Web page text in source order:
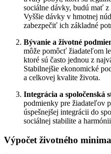
sociálne dávky, budú mať
Vyššie dávky v hmotnej
zabezpečiť ich základné
Bývanie a životné
môže pomôcť žiadateľom
ktoré sú často jednou z
Stabilnejšie ekonomické
a celkovej kvalite života.
Integrácia a spoločenská
podmienky pre žiadateľov
úspešnejšej integrácii do
sociálnej stabilite a
Výpočet životného